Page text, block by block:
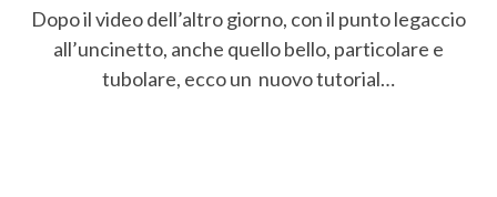
Dopo il video dell’altro giorno, con il punto legaccio
all’uncinetto, anche quello bello, particolare e
tubolare, ecco un nuovo tutorial…